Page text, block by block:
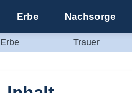
Erbe Nachsorge
Erbe Trauer